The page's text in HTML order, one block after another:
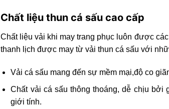
Chất liệu thun cá sấu cao cấp
Chất liệu vải khi may trang phục luôn được
thanh lịch được may từ vải thun cá sấu với
Vải cá sấu mang đến sự mềm mại,độ co
Chất vải cá sấu thông thoáng, dễ chịu
giới tính.